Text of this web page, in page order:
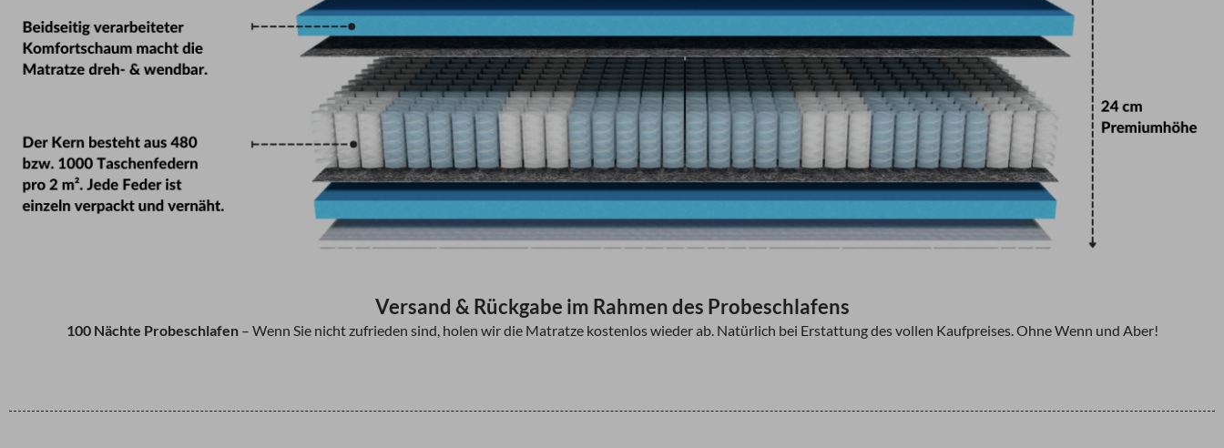
Versand & Rückgabe im Rahmen des Probeschlafens
100 Nächte Probeschlafen– Wenn Sie nicht zufrieden sind, holen wir die Matratze kostenlos wieder ab. Natürlich bei Erstattung des vollen Kaufpreises. Ohne Wenn und Aber!